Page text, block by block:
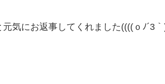
気にお返事してくれました((((ｏﾉ´3｀